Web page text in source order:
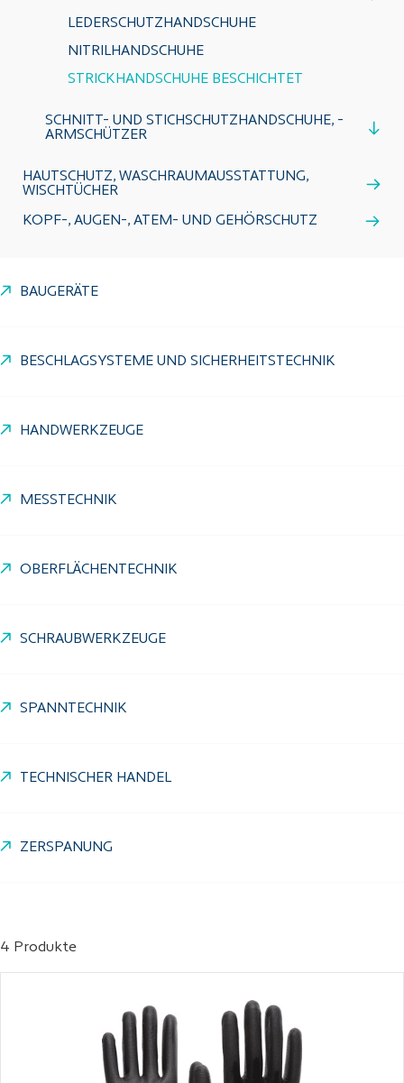
LEDERSCHUTZHANDSCHUHE
NITRILHANDSCHUHE
STRICKHANDSCHUHE BESCHICHTET
SCHNITT- UND STICHSCHUTZHANDSCHUHE, -
ARMSCHÜTZER
HAUTSCHUTZ, WASCHRAUMAUSSTATTUNG,
WISCHTÜCHER
KOPF-, AUGEN-, ATEM- UND GEHÖRSCHUTZ
BAUGERÄTE
BESCHLAGSYSTEME UND SICHERHEITSTECHNIK
HANDWERKZEUGE
MESSTECHNIK
OBERFLÄCHENTECHNIK
SCHRAUBWERKZEUGE
SPANNTECHNIK
TECHNISCHER HANDEL
ZERSPANUNG
4 Produkte